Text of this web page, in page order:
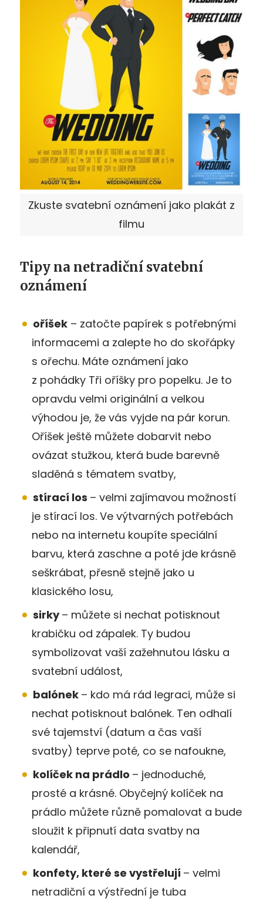
Zkuste svatební oznámení jako plakát z
filmu
Tipy na netradiční svatební
oznámení
oříšek – zatočte papírek s potřebnými
informacemi a zalepte ho do skořápky
s ořechu. Máte oznámení jako
z pohádky Tři oříšky pro popelku. Je to
opravdu velmi originální a velkou
výhodou je, že vás vyjde na pár korun.
Oříšek ještě můžete dobarvit nebo
ovázat stužkou, která bude barevně
sladěná s tématem svatby,
stírací los – velmi zajímavou možností
je stírací los. Ve výtvarných potřebách
nebo na internetu koupíte speciální
barvu, která zaschne a poté jde krásně
seškrábat, přesně stejně jako u
klasického losu,
sirky– můžete si nechat potisknout
krabičku od zápalek. Ty budou
symbolizovat vaší zažehnutou lásku a
svatební událost,
balónek – kdo má rád legraci, může si
nechat potisknout balónek. Ten odhalí
své tajemství (datum a čas vaší
svatby) teprve poté, co se nafoukne,
kolíček na prádlo – jednoduché,
prosté a krásné. Obyčejný kolíček na
prádlo můžete různě pomalovat a bude
sloužit k připnutí data svatby na
kalendář,
konfety, které se vystřelují – velmi
netradiční a výstřední je tuba